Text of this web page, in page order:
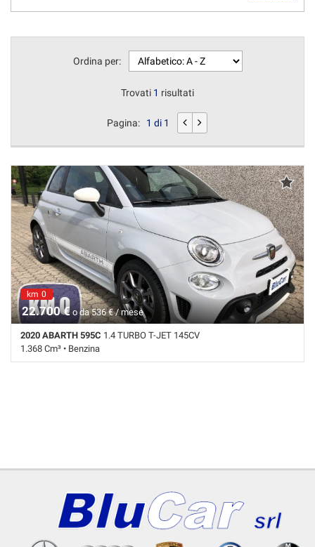
Ordina per:
Trovati 1 risultati
Pagina: 1 di 1
km 0 venduta
22.700 € o da 536 € / mese
2020 ABARTH 595C 1.4 TURBO T-JET 145CV
1.368 Cm³ • Benzina
multifunzione interamente digitale • Sedile passeggero ribaltabile •
Servosterzo • Navigatore satellitare • Specchietti laterali elettrici •
Tetto apribile • Touch screen • Vivavoce • Vivavoce Bluetooth •
Volante in pelle • Volante multifunzione